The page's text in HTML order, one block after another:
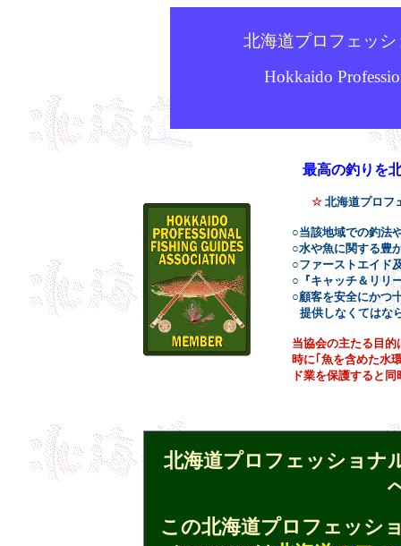
北海道プロフェッ
Hokkaido
最高の釣りを北
☆ 北海道プロフ
○当該地域での釣法
○水や魚に関する豊
○ファーストエイド
○ 『キャッチ＆リリ
○顧客を安全にかつ
提供しなくてはな
当協会の主たる目
時に｢魚を含めた水
ド業を保護すると
北海道プロフェッショナ
この北海道プロフェッシ